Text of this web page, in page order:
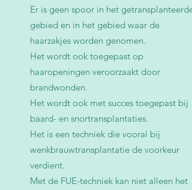
Er is geen spoor in het getransplanteerde
gebied en in het gebied waar de
haarzakjes worden genomen.
Het wordt ook toegepast op
haaropeningen veroorzaakt door
brandwonden.
Het wordt ook met succes toegepast bij
baard- en snortransplantaties.
Het is een techniek die vooral bij
wenkbrauwtransplantatie de voorkeur
verdient.
Met de FUE-techniek kan niet alleen het